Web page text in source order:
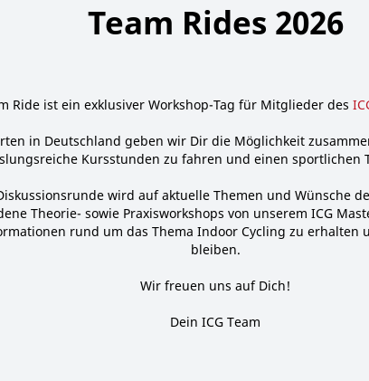
Team Rides 2026
Ride ist ein exklusiver Workshop-Tag für Mitglieder des
in Deutschland geben wir Dir die Möglichkeit
Kursstunden zu fahren und einen sportlichen
wird auf aktuelle Themen und Wünsche
Theorie- sowie Praxisworkshops von unserem ICG
rund um das Thema Indoor Cycling zu erhalten
bleiben.
Wir freuen uns auf Dich!
Dein ICG Team